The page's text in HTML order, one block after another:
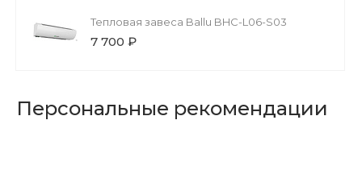
Тепловая завеса Ballu BHC-L06-S03
7 700 ₽
Персональные рекомендации